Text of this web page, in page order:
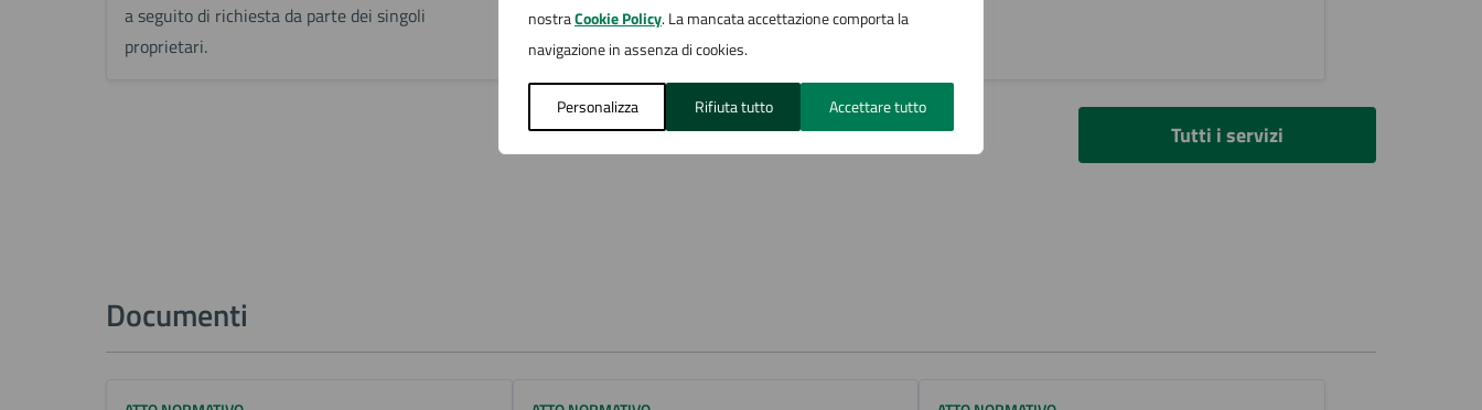
nostraCookie Policy. La mancata accettazione comporta la
navigazione in assenza di cookies.
Personalizza Rifiuta tutto Accettare tutto
a seguito di richiesta da parte dei singoli
proprietari.
Tutti i servizi
Documenti